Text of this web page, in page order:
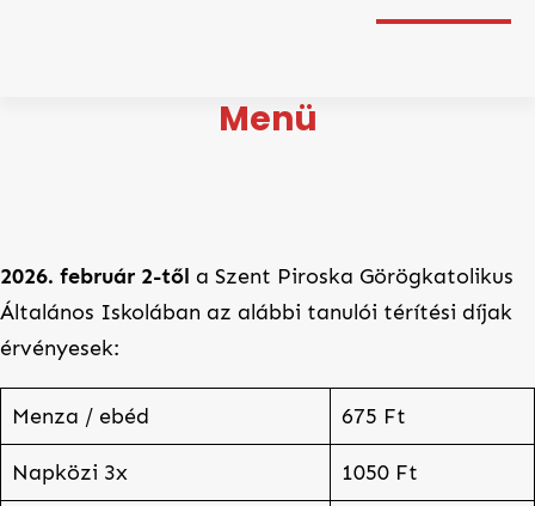
Menü
2026. február 2-től a Szent Piroska Görögkatolikus
Általános Iskolában az alábbi tanulói térítési díjak
érvényesek:
Menza / ebéd 675 Ft
Napközi 3x 1050 Ft